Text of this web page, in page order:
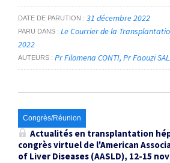
DATE DE PARUTION 31 décembre 2022
PARU DANS
Le Courrier de la
2022
AUTEURS Pr Filomena CONTI Pr Faouzi
Congrès/Réunion
Actualités en transplantation
congrès virtuel de l'American
of Liver Diseases (AASLD), 12-15